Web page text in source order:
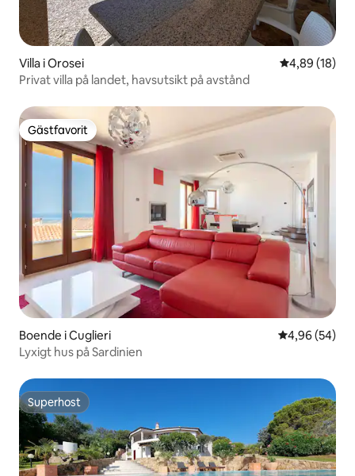
Villa i Orosei 4,89 av 5 i
4,89 (18)
Privat villa på landet, havsutsikt på avstånd
Gästfavorit
Gästfavorit
Boende i Cuglieri 4,96 av 5 i
4,96 (54)
Lyxigt hus på Sardinien
Superhost
Superhost